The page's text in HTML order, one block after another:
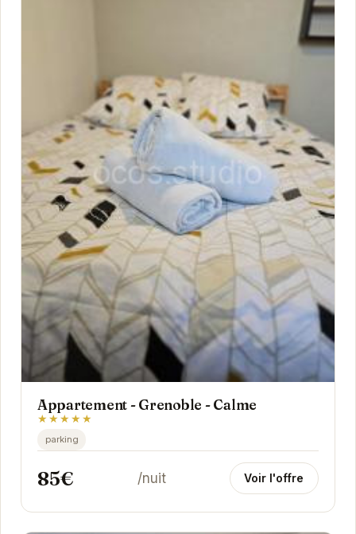
Appartement - Grenoble - Calme
★★★★★
parking
85€ /nuit Voir l'offre